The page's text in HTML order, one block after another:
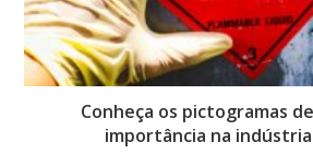
Conheça os pictogramas
importância na